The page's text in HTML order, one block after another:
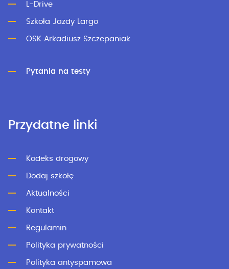
L-Drive
Szkoła Jazdy Largo
OSK Arkadiusz Szczepaniak
Pytania na testy
Przydatne linki
Kodeks drogowy
Dodaj szkołę
Aktualności
Kontakt
Regulamin
Polityka prywatności
Polityka antyspamowa